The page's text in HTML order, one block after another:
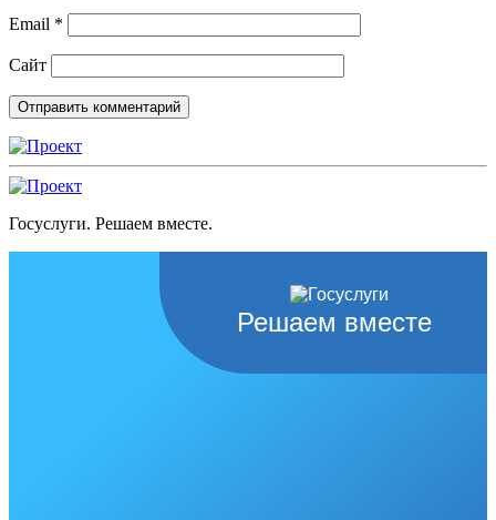
Email *
Сайт
Госуслуги. Решаем вместе.
Решаем вместе